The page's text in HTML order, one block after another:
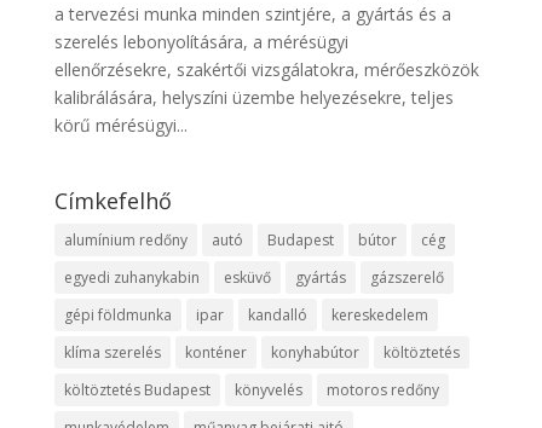
a tervezési munka minden szintjére, a gyártás és a
szerelés lebonyolítására, a mérésügyi
ellenőrzésekre, szakértői vizsgálatokra, mérőeszközök
kalibrálására, helyszíni üzembe helyezésekre, teljes
körű mérésügyi...
Címkefelhő
alumínium redőny autó Budapest bútor
cég
egyedi zuhanykabin
esküvő gyártás
gázszerelő
gépi földmunka
ipar kandalló
kereskedelem
klíma szerelés
konténer konyhabútor
költöztetés
költöztetés Budapest
könyvelés
motoros redőny